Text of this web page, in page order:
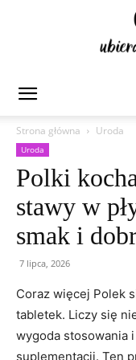
Strona główna
Uroda
Uroda
Polki
stawy w
smak i
7 lipca, 2026
Coraz więcej Polek
tabletek. Liczy się
wygoda stosowania
suplementacji. Ten